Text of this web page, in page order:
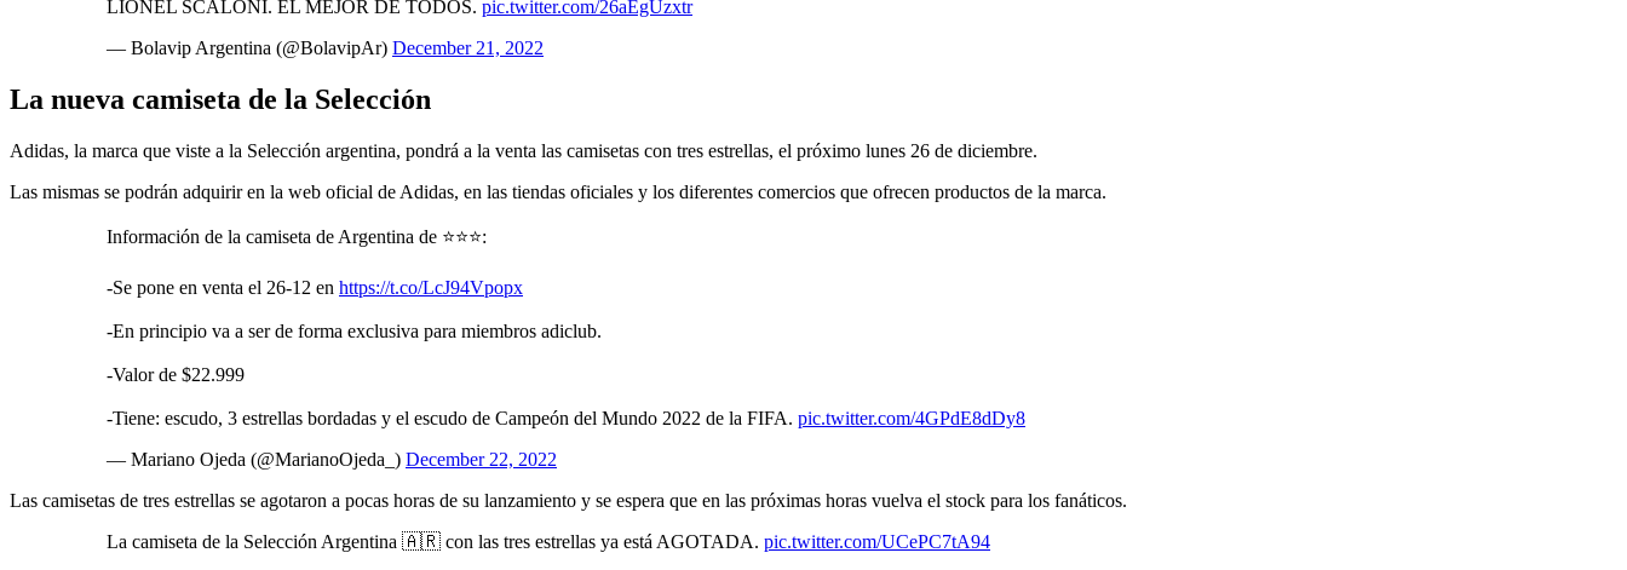
LIONEL SCALONI. EL MEJOR DE TODOS. pic.twitter.com/26aEgUzxtr
— Bolavip Argentina (@BolavipAr) December 21, 2022
La nueva camiseta de la Selección
Adidas, la marca que viste a la Selección argentina, pondrá a la venta las camisetas con tres estrellas, el próximo lunes 26 de diciembre.
Las mismas se podrán adquirir en la web oficial de Adidas, en las tiendas oficiales y los diferentes comercios que ofrecen productos de la marca.
Información de la camiseta de Argentina de ⭐️⭐️⭐️:
-Se pone en venta el 26-12 en https://t.co/LcJ94Vpopx
-En principio va a ser de forma exclusiva para miembros adiclub.
-Valor de $22.999
-Tiene: escudo, 3 estrellas bordadas y el escudo de Campeón del Mundo 2022 de la FIFA. pic.twitter.com/4GPdE8dDy8
— Mariano Ojeda (@MarianoOjeda_) December 22, 2022
Las camisetas de tres estrellas se agotaron a pocas horas de su lanzamiento y se espera que en las próximas horas vuelva el stock para los fanáticos.
La camiseta de la Selección Argentina 🇦🇷 con las tres estrellas ya está AGOTADA. pic.twitter.com/UCePC7tA94